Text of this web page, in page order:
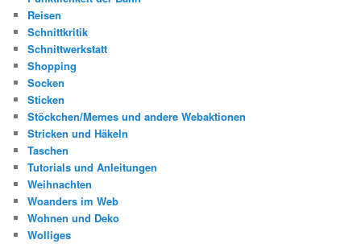
Reisen
Schnittkritik
Schnittwerkstatt
Shopping
Socken
Sticken
Stöckchen/Memes und andere Webaktionen
Stricken und Häkeln
Taschen
Tutorials und Anleitungen
Weihnachten
Woanders im Web
Wohnen und Deko
Wolliges